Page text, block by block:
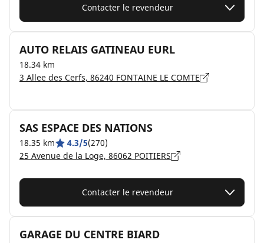
Contacter le revendeur
AUTO RELAIS GATINEAU EURL
18.34 km
3 Allee des Cerfs, 86240 FONTAINE LE COMTE
SAS ESPACE DES NATIONS
18.35 km 4.3/5(270)
25 Avenue de la Loge, 86062 POITIERS
Contacter le revendeur
GARAGE DU CENTRE BIARD